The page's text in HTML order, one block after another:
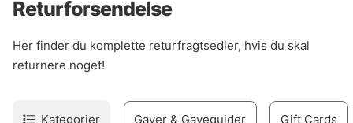
Returforsendelse
Her finder du komplette returfragtsedler, hvis du skal
returnere noget!
Kategorier Gaver & Gaveguider Gift Cards